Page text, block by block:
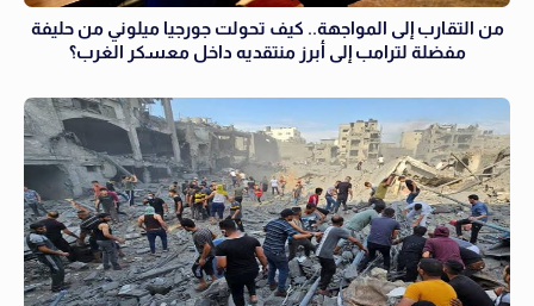
من التقارب إلى المواجهة.. كيف تحولت جورجيا ميلوني من حليفة
مفضلة لترامب إلى أبرز منتقديه داخل معسكر الغرب؟